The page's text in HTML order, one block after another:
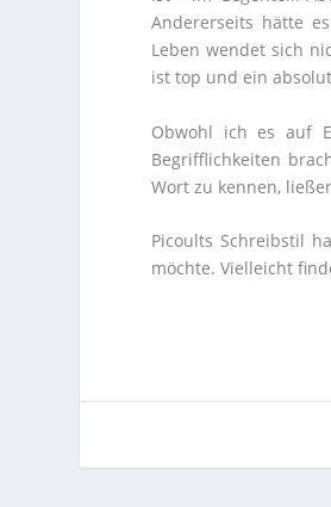
Andererseits hätte
Leben wendet sich
ist top und ein
Obwohl ich es auf
Begrifflichkeiten
Wort zu kennen,
Picoults Schreibstil
möchte. Vielleicht